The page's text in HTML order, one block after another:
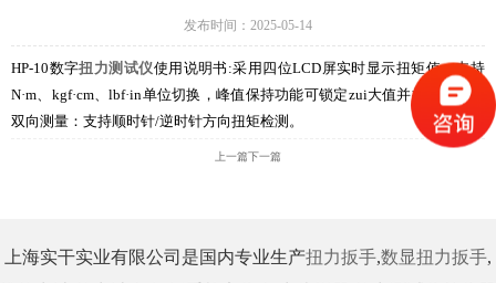
发布时间：2025-05-14
HP-10数字扭力测试仪使用说明书:采用四位LCD屏实时显示扭矩值，支持
N·m、kgf·cm、lbf·in单位切换，峰值保持功能可锁定zui大值并持续显示，
双向测量：支持顺时针/逆时针方向扭矩检测。
上一篇下一篇
上海实干实业有限公司是国内专业生产扭力扳手,数显扭力扳手,